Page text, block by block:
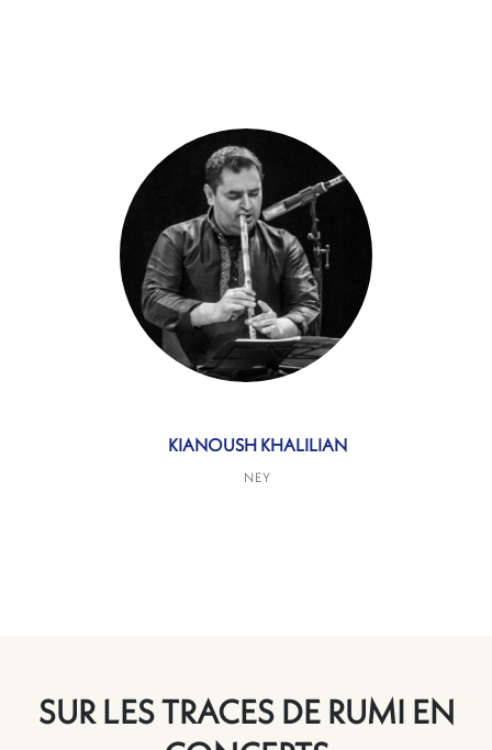
KIANOUSH KHALILIAN
NEY
SUR LES TRACES DE RUMI EN